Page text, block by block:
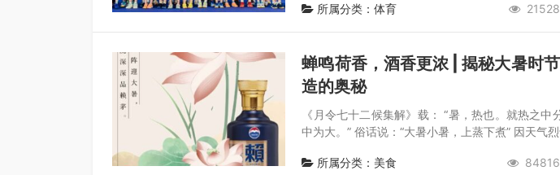
所属分类：体育 21528
蝉鸣荷香，酒香更浓 | 揭秘大暑时
造的奥秘
《月令七十二候集解》载： “暑，热也。就热之中
中为大。” 俗话说：“大暑小暑，上蒸下煮” 因天气
所属分类：美食 84816